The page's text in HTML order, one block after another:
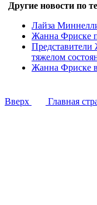
Другие новости по
Лайза
Жанна Фриске
тяжелом
Жанна Фриске
Вверх Главная